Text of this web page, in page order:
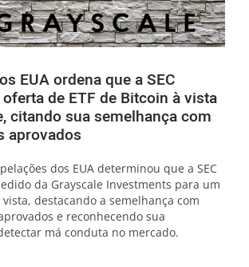
EUA ordena que a SEC
de ETF de Bitcoin à vista
citando sua semelhança com
aprovados
dos EUA determinou que a SEC
da Grayscale Investments para um
vista, destacando a semelhança com
e reconhecendo sua
má conduta no mercado.